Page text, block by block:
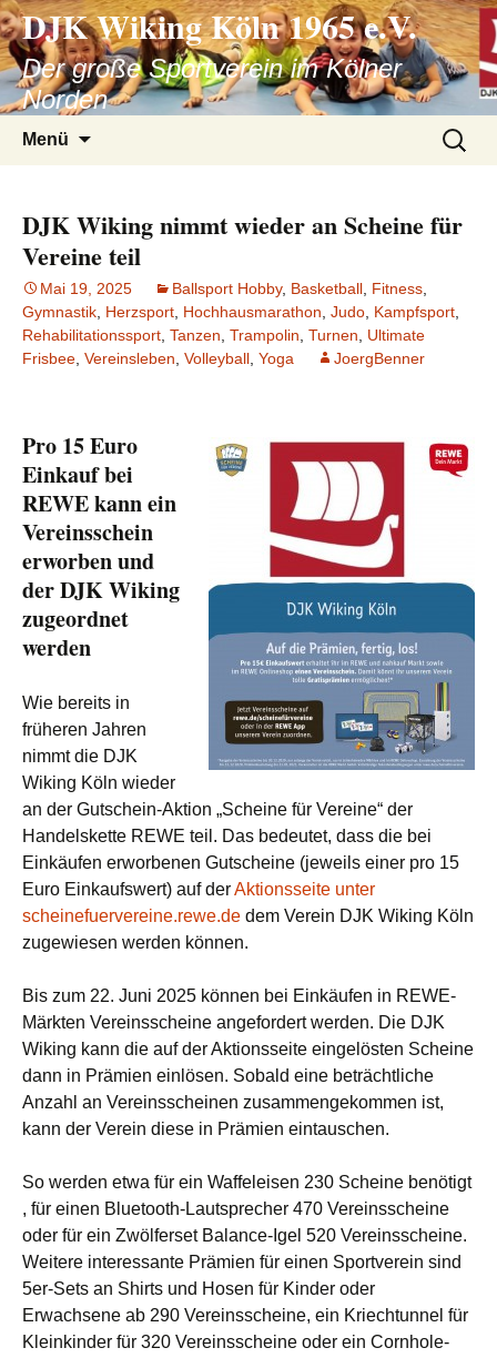
DJK Wiking Köln 1965 e.V.
Der große Sportverein im Kölner
Norden
Menü
Suche
nach:
DJK Wiking nimmt wieder an Scheine für
Vereine teil
Mai 19, 2025 Ballsport Hobby, Basketball Fitness
Gymnastik Herzsport Hochhausmarathon Judo Kampfsport
Rehabilitationssport Tanzen Trampolin Turnen
Ultimate
Frisbee Vereinsleben Volleyball Yoga JoergBenner
Pro 15 Euro
Einkauf bei
REWE kann ein
Vereinsschein
erworben und
der DJK Wiking
zugeordnet
werden
Wie bereits in
früheren Jahren
nimmt die DJK
Wiking Köln wieder
an der Gutschein-Aktion „Scheine für Vereine“ der
Handelskette REWE teil. Das bedeutet, dass die bei
Einkäufen erworbenen Gutscheine (jeweils einer pro 15
Euro Einkaufswert) auf derAktionsseite unter
scheinefuervereine.rewe.de dem Verein DJK Wiking Köln
zugewiesen werden können.
Bis zum 22. Juni 2025 können bei Einkäufen in REWE-
Märkten Vereinsscheine angefordert werden. Die DJK
Wiking kann die auf der Aktionsseite eingelösten Scheine
dann in Prämien einlösen. Sobald eine beträchtliche
Anzahl an Vereinsscheinen zusammengekommen ist,
kann der Verein diese in Prämien eintauschen.
So werden etwa für ein Waffeleisen 230 Scheine benötigt
, für einen Bluetooth-Lautsprecher 470 Vereinsscheine
oder für ein Zwölferset Balance-Igel 520 Vereinsscheine.
Weitere interessante Prämien für einen Sportverein sind
5er-Sets an Shirts und Hosen für Kinder oder
Erwachsene ab 290 Vereinsscheine, ein Kriechtunnel für
Kleinkinder für 320 Vereinsscheine oder ein Cornhole-